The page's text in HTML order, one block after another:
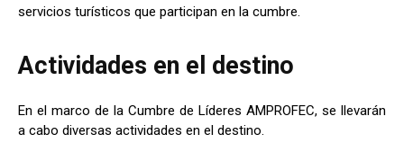
servicios turísticos que participan en la cumbre.
Actividades en el destino
En el marco de la Cumbre de Líderes AMPROFEC, se llevarán
a cabo diversas actividades en el destino.